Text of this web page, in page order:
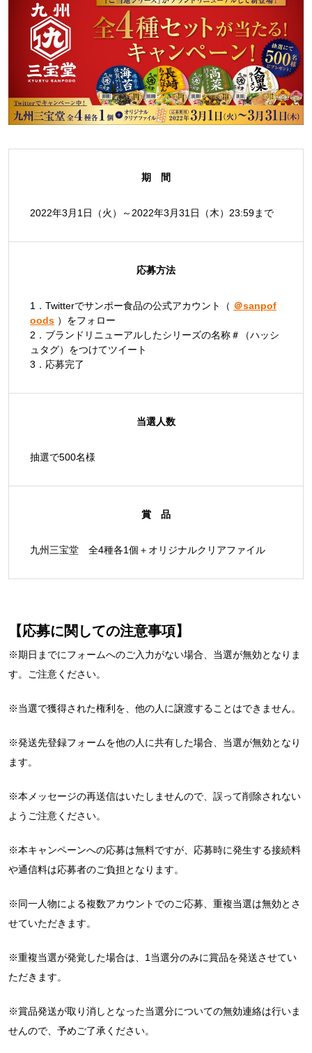
期 間
2022年3月1日（火）～2022年3月31日（木）23:59まで
応募方法
1．Twitterでサンポー食品の公式アカウント（ ＠sanpof
oods ）をフォロー
2．ブランドリニューアルしたシリーズの名称＃（ハッシ
ュタグ）をつけてツイート
3．応募完了
当選人数
抽選で500名様
賞 品
九州三宝堂 全4種各1個＋オリジナルクリアファイル
【応募に関しての注意事項】
※期日までにフォームへのご入力がない場合、当選が無効となりま
す。ご注意ください。
※当選で獲得された権利を、他の人に譲渡することはできません。
※発送先登録フォームを他の人に共有した場合、当選が無効となり
ます。
※本メッセージの再送信はいたしませんので、誤って削除されない
ようご注意ください。
※本キャンペーンへの応募は無料ですが、応募時に発生する接続料
や通信料は応募者のご負担となります。
※同一人物による複数アカウントでのご応募、重複当選は無効とさ
せていただきます。
※重複当選が発覚した場合は、1当選分のみに賞品を発送させてい
ただきます。
※賞品発送が取り消しとなった当選分についての無効連絡は行いま
せんので、予めご了承ください。